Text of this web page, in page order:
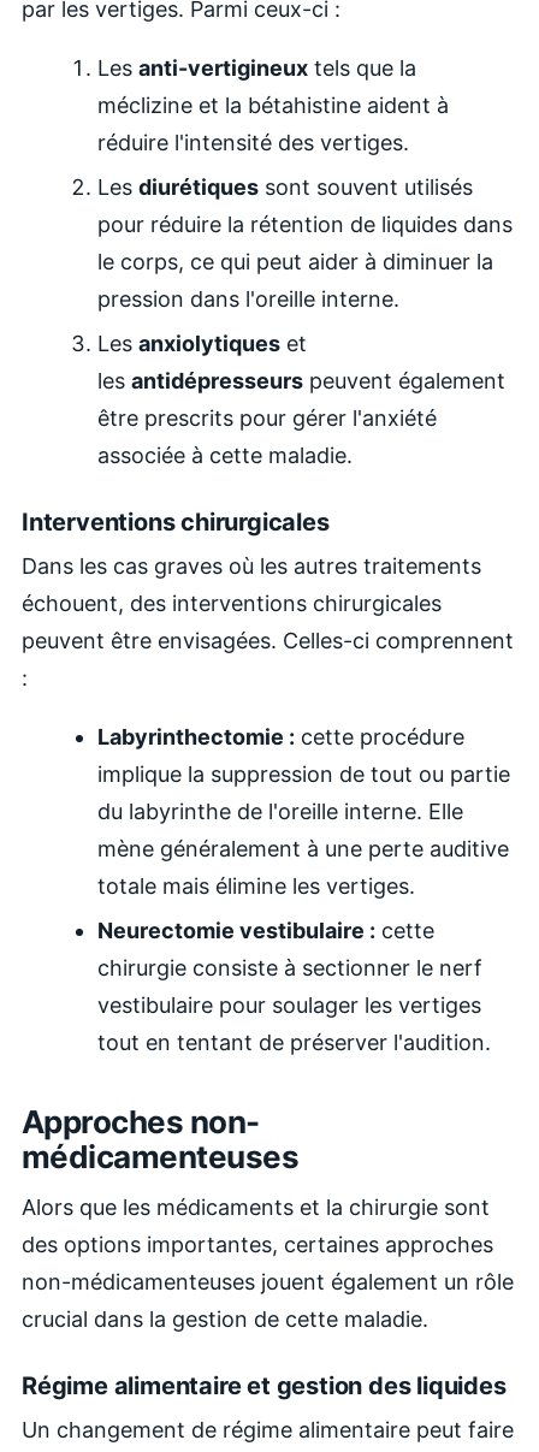
par les vertiges. Parmi ceux-ci :
Les anti-vertigineux tels que la
méclizine et la bétahistine aident à
réduire l'intensité des vertiges.
Les diurétiques sont souvent utilisés
pour réduire la rétention de liquides dans
le corps, ce qui peut aider à diminuer la
pression dans l'oreille interne.
Les anxiolytiques et
les antidépresseurs peuvent également
être prescrits pour gérer l'anxiété
associée à cette maladie.
Interventions chirurgicales
Dans les cas graves où les autres traitements
échouent, des interventions chirurgicales
peuvent être envisagées. Celles-ci comprennent
:
Labyrinthectomie : cette procédure
implique la suppression de tout ou partie
du labyrinthe de l'oreille interne. Elle
mène généralement à une perte auditive
totale mais élimine les vertiges.
Neurectomie vestibulaire : cette
chirurgie consiste à sectionner le nerf
vestibulaire pour soulager les vertiges
tout en tentant de préserver l'audition.
Approches non-
médicamenteuses
Alors que les médicaments et la chirurgie sont
des options importantes, certaines approches
non-médicamenteuses jouent également un rôle
crucial dans la gestion de cette maladie.
Régime alimentaire et gestion des liquides
Un changement de régime alimentaire peut faire